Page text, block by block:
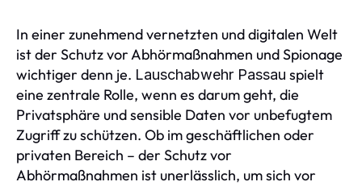
In einer zunehmend vernetzten und digitalen Welt
ist der Schutz vor Abhörmaßnahmen und Spionage
wichtiger denn je. Lauschabwehr Passau spielt
eine zentrale Rolle, wenn es darum geht, die
Privatsphäre und sensible Daten vor unbefugtem
Zugriff zu schützen. Ob im geschäftlichen oder
privaten Bereich – der Schutz vor
Abhörmaßnahmen ist unerlässlich, um sich vor